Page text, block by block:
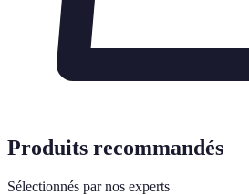
Produits recommandés
Sélectionnés par nos experts